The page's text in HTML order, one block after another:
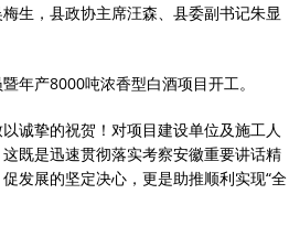
生，县政协主席汪森、县委副书记朱显
年产8000吨浓香型白酒项目开工。
诚挚的祝贺！对项目建设单位及施工人
既是迅速贯彻落实考察安徽重要讲话精
发展的坚定决心，更是助推顺利实现“全